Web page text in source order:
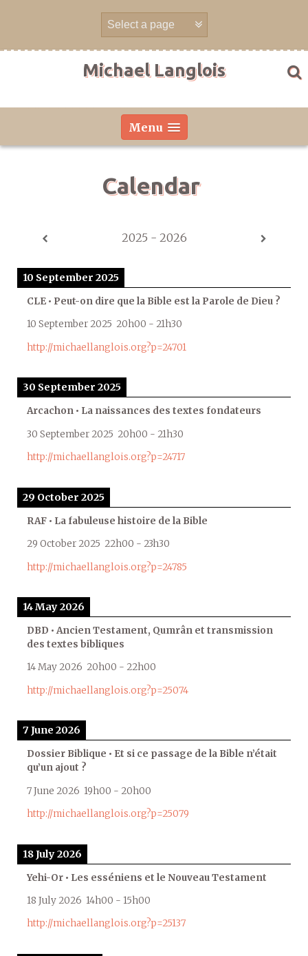
Michael Langlois
Menu
Calendar
2025 - 2026
10 September 2025
CLE • Peut-on dire que la Bible est la Parole de Dieu ?
10 September 2025 20h00 - 21h30
http://michaellanglois.org?p=24701
30 September 2025
Arcachon • La naissances des textes fondateurs
30 September 2025 20h00 - 21h30
http://michaellanglois.org?p=24717
29 October 2025
RAF • La fabuleuse histoire de la Bible
29 October 2025 22h00 - 23h30
http://michaellanglois.org?p=24785
14 May 2026
DBD • Ancien Testament, Qumrân et transmission
des textes bibliques
14 May 2026 20h00 - 22h00
http://michaellanglois.org?p=25074
7 June 2026
Dossier Biblique • Et si ce passage de la Bible n’était
qu’un ajout ?
7 June 2026 19h00 - 20h00
http://michaellanglois.org?p=25079
18 July 2026
Yehi-Or • Les esséniens et le Nouveau Testament
18 July 2026 14h00 - 15h00
http://michaellanglois.org?p=25137